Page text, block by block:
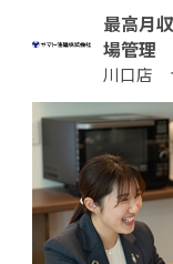
最高月
場管理
川口店